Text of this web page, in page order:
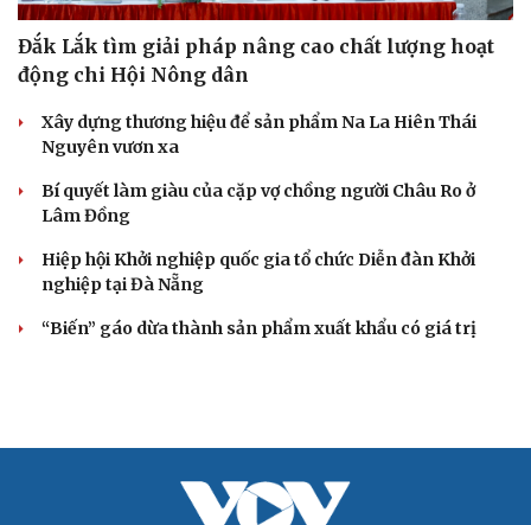
Đắk Lắk tìm giải pháp nâng cao chất lượng hoạt
động chi Hội Nông dân
Xây dựng thương hiệu để sản phẩm Na La Hiên Thái
Nguyên vươn xa
Bí quyết làm giàu của cặp vợ chồng người Châu Ro ở
Lâm Đồng
Hiệp hội Khởi nghiệp quốc gia tổ chức Diễn đàn Khởi
nghiệp tại Đà Nẵng
“Biến” gáo dừa thành sản phẩm xuất khẩu có giá trị